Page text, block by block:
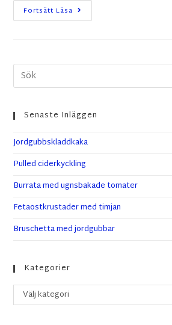
Fortsätt Läsa
Senaste Inläggen
Jordgubbskladdkaka
Pulled ciderkyckling
Burrata med ugnsbakade tomater
Fetaostkrustader med timjan
Bruschetta med jordgubbar
Kategorier
Välj kategori